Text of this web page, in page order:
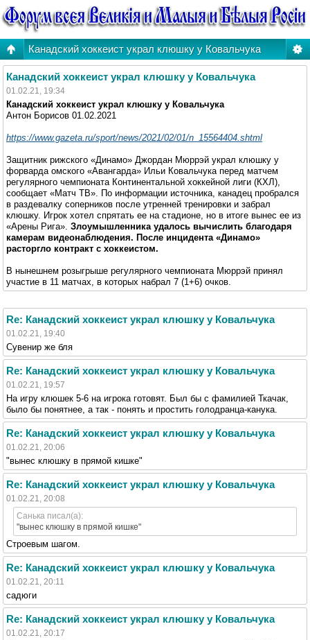
Канадский хоккеист украл клюшку у Ковальчука
Канадский хоккеист украл клюшку у Ковальчука
01.02.21, 19:34
Канадский хоккеист украл клюшку у Ковальчука
Антон Борисов 01.02.2021
https://www.gazeta.ru/sport/news/2021/02/01/n_15564404.shtml
Защитник рижского «Динамо» Джордан Мюррэй украл клюшку у
форварда омского «Авангарда» Ильи Ковальчука перед матчем
регулярного чемпионата Континентальной хоккейной лиги (КХЛ),
сообщает «Матч ТВ». По информации источника, канадец пробрался
в раздевалку соперников после утренней тренировки и забрал
клюшку. Игрок хотел спрятать ее на стадионе, но в итоге вынес ее из
«Арены Рига». Злоумышленника удалось вычислить благодаря
камерам видеонаблюдения. После инцидента «Динамо»
расторгло контракт с хоккеистом.
В нынешнем розыгрыше регулярного чемпионата Мюррэй принял
участие в 11 матчах, в которых набрал 7 (1+6) очков.
Re: Канадский хоккеист украл клюшку у Ковальчука
01.02.21, 19:40
Сувенир же бля
Re: Канадский хоккеист украл клюшку у Ковальчука
01.02.21, 19:57
На игру клюшек 5-6 на игрока готовят. Был бы с фамилией Ткачак,
было бы понятнее, а так - понять и простить голодранца-канука.
Re: Канадский хоккеист украл клюшку у Ковальчука
01.02.21, 20:06
"вынес клюшку в прямой кишке"
Re: Канадский хоккеист украл клюшку у Ковальчука
01.02.21, 20:08
Санька писал(а):
"вынес клюшку в прямой кишке"
Строевым шагом.
Re: Канадский хоккеист украл клюшку у Ковальчука
01.02.21, 20:11
садюги
Re: Канадский хоккеист украл клюшку у Ковальчука
01.02.21, 20:17